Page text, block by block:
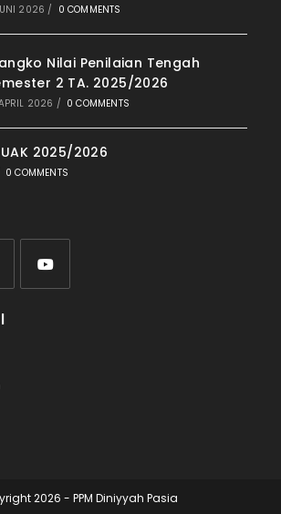
2026 / 0 COMMENTS
Nilai Penilaian Tengah
2 TA. 2025/2026
2026 / 0 COMMENTS
2025/2026
0 COMMENTS
2026 - PPM Diniyyah Pasia